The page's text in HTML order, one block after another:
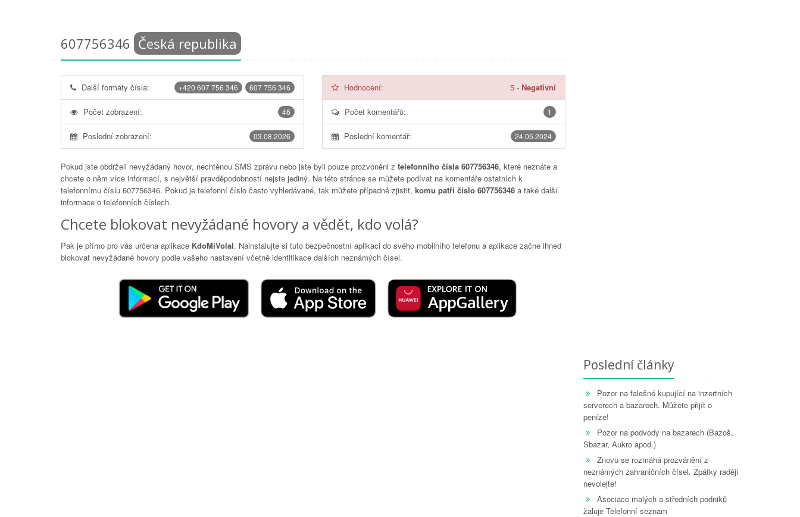
607756346 Česká republika
607 756 346
+420 607 756 346
Další formáty čísla:
46
Počet zobrazení:
03.08.2026
Poslední zobrazení:
Hodnocení: 5- Negativní
1
Počet komentářů:
24.05.2024
Poslední komentář:
Pokud jste obdrželi nevyžádaný hovor, nechtěnou SMS zprávu nebo jste byli pouze prozvoněni z telefonního čísla 607756346, které neznáte a
chcete o něm více informací, s největší pravděpodobností nejste jediný. Na této stránce se můžete podívat na komentáře ostatních k
telefonnímu číslu 607756346. Pokud je telefonní číslo často vyhledávané, tak můžete případně zjistit, komu patří číslo 607756346 a také další
informace o telefonních číslech.
Chcete blokovat nevyžádané hovory a vědět, kdo volá?
Pak je přímo pro vás určena aplikace KdoMiVolal. Nainstalujte si tuto bezpečnostní aplikaci do svého mobilního telefonu a aplikace začne ihned
blokovat nevyžádané hovory podle vašeho nastavení včetně identifikace dalších neznámých čísel.
Poslední články
Pozor na falešné kupující na inzertních
serverech a bazarech. Můžete přijít o
peníze!
Pozor na podvody na bazarech (Bazoš,
Sbazar, Aukro apod.)
Znovu se rozmáhá prozvánění z
neznámých zahraničních čísel. Zpátky raději
nevolejte!
Asociace malých a středních podniků
žaluje Telefonní seznam